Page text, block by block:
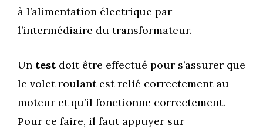
à l’alimentation électrique par
l’intermédiaire du transformateur.
Un test doit être effectué pour s’assurer que
le volet roulant est relié correctement au
moteur et qu’il fonctionne correctement.
Pour ce faire, il faut appuyer sur